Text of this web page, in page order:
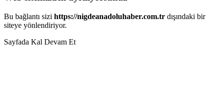
Bu bağlantı sizi https://nigdeanadoluhaber.com.tr dışındaki bir
siteye yönlendiriyor.
Sayfada Kal Devam Et